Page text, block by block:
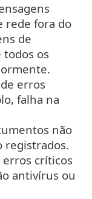
rede fora do
de
todos os
erros
falha na
não
registrados.
erros críticos
antivírus ou